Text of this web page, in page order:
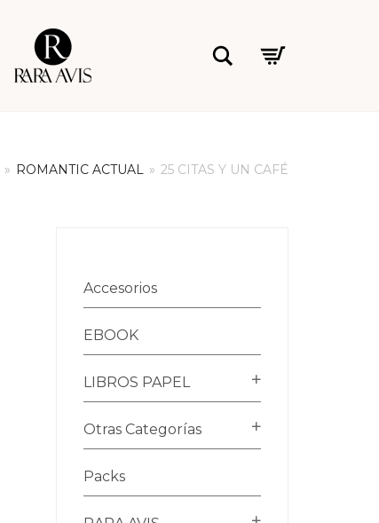
Buscar
» ROMANTIC ACTUAL » 25 CITAS Y UN CAFÉ
Accesorios
EBOOK
LIBROS PAPEL
Otras Categorías
Packs